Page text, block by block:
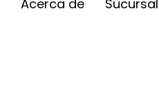
Acerca de